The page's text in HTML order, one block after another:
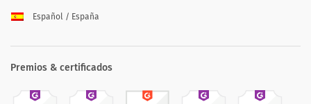
Español / España
Premios & certificados